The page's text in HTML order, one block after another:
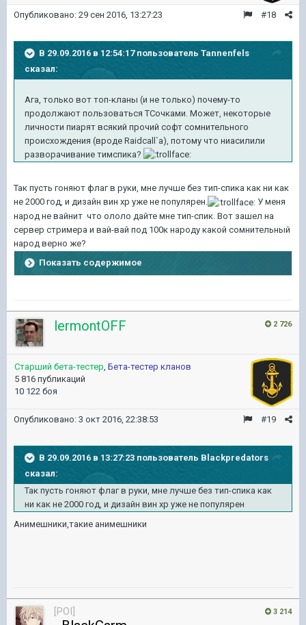
#18
Опубликовано: 29 сен 2016, 13:27:23
В 29.09.2016 в 12:54:17 пользователь Tannenfels
сказал:
Ага, только вот топ-кланы (и не только) почему-то
продолжают пользоваться ТСочками. Может, некоторые
личности пиарят всякий прочий софт сомнительного
происхождения (вроде Raidcall`а), потому что ниасилили
разворачивание тимспика?
Так пусть гоняют флаг в руки, мне лучше без тип-спика как ни как
не 2000 год, и дизайн вин хр уже не популярен.
У меня
народ не вайнит что ололо дайте мне тип-спик. Вот зашел на
сервер стримера и вай-вай под 100к народу какой сомнительный
народ верно же?
Показать содержимое
2 726
lermontOFF
Старший бета-тестер Бета-тестер кланов
5 816 публикаций
10 122 боя
#19
Опубликовано: 3 окт 2016, 22:38:53
В 29.09.2016 в 13:27:23 пользователь Blackpredators
сказал:
Так пусть гоняют флаг в руки, мне лучше без тип-спика как
ни как не 2000 год, и дизайн вин хр уже не популярен
Анимешники,такие анимешники
3 214
[POI]